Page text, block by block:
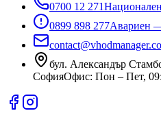
0700 12 271
0899 898 277Авариен
бул. Александър
СофияОфис: Пон – Пет,